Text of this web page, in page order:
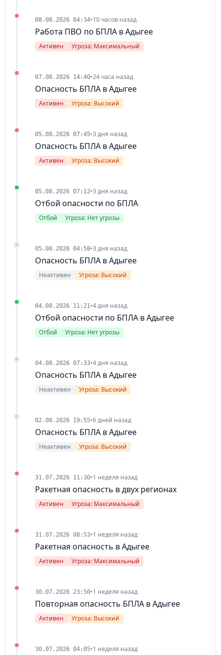
08.08.2026 04:34•10 часов назад
Работа ПВО по БПЛА в Адыгее
Активен Угроза: Максимальный
07.08.2026 14:40•24 часа назад
Опасность БПЛА в Адыгее
Активен Угроза: Высокий
05.08.2026 07:45•3 дня назад
Опасность БПЛА в Адыгее
Активен Угроза: Высокий
05.08.2026 07:12•3 дня назад
Отбой опасности по БПЛА
Отбой Угроза: Нет угрозы
05.08.2026 04:58•3 дня назад
Опасность БПЛА в Адыгее
Неактивен Угроза: Высокий
04.08.2026 11:21•4 дня назад
Отбой опасности по БПЛА в Адыгее
Отбой Угроза: Нет угрозы
04.08.2026 07:33•4 дня назад
Опасность БПЛА в Адыгее
Неактивен Угроза: Высокий
02.08.2026 19:55•6 дней назад
Опасность БПЛА в Адыгее
Неактивен Угроза: Высокий
31.07.2026 11:30•1 неделя назад
Ракетная опасность в двух регионах
Активен Угроза: Максимальный
31.07.2026 08:53•1 неделя назад
Ракетная опасность в Адыгее
Активен Угроза: Максимальный
30.07.2026 23:50•1 неделя назад
Повторная опасность БПЛА в Адыгее
Активен Угроза: Высокий
30.07.2026 04:05•1 неделя назад